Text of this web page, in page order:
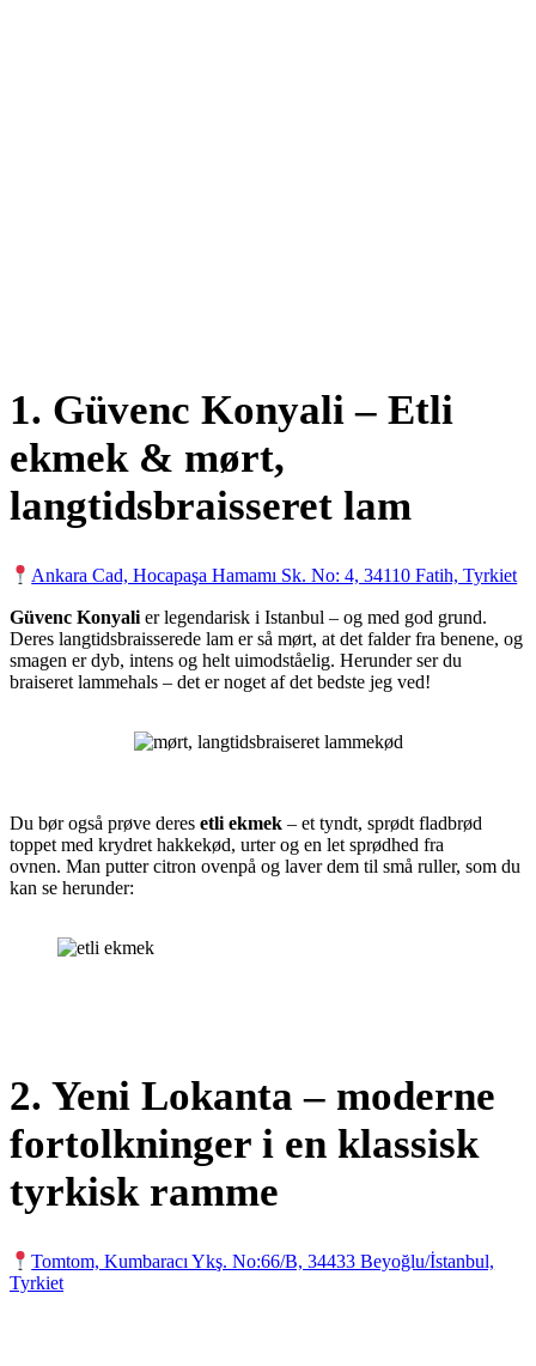
1. Güvenc Konyali – Etli
ekmek & mørt,
langtidsbraisseret lam
Ankara Cad, Hocapaşa Hamamı Sk. No: 4, 34110 Fatih, Tyrkiet
Güvenc Konyali er legendarisk i Istanbul – og med god grund.
Deres langtidsbraisserede lam er så mørt, at det falder fra benene, og
smagen er dyb, intens og helt uimodståelig. Herunder ser du
braiseret lammehals – det er noget af det bedste jeg ved!
Du bør også prøve deres etli ekmek – et tyndt, sprødt fladbrød
toppet med krydret hakkekød, urter og en let sprødhed fra
ovnen. Man putter citron ovenpå og laver dem til små ruller, som du
kan se herunder:
2. Yeni Lokanta – moderne
fortolkninger i en klassisk
tyrkisk ramme
Tomtom, Kumbaracı Ykş. No:66/B, 34433 Beyoğlu/İstanbul,
Tyrkiet